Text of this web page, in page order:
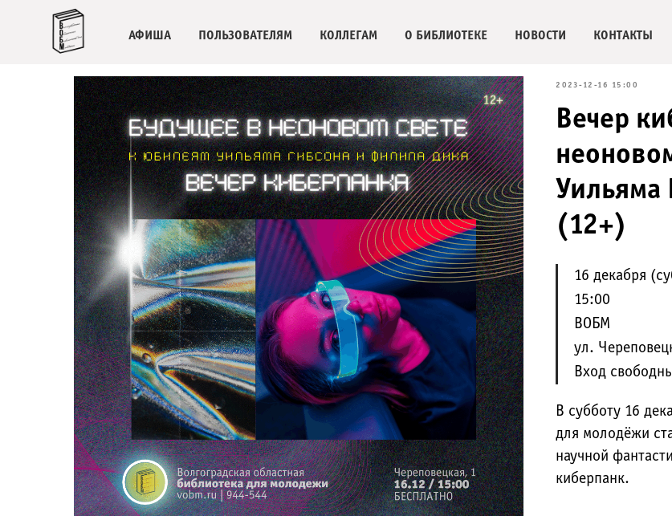
АФИША ПОЛЬЗОВАТЕЛЯМ КОЛЛЕГАМ О БИБЛИОТЕКЕ НОВОСТИ КОНТАКТЫ
2023-12-16 15:00
Вечер
Уильяма
(12+)
16 декабря
15:00
ВОБМ
ул.
Вход
В субботу 16
для молодёжи
научной
киберпанк.